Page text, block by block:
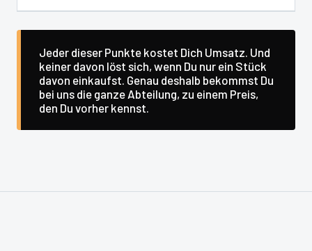
Jeder dieser Punkte kostet Dich Umsatz. Und
keiner davon löst sich, wenn Du nur ein Stück
davon einkaufst. Genau deshalb bekommst Du
bei uns die ganze Abteilung, zu einem Preis,
den Du vorher kennst.